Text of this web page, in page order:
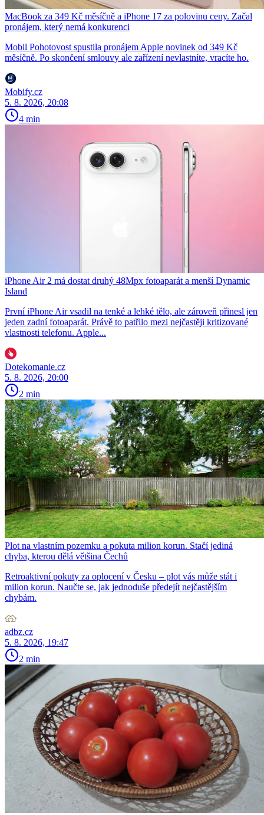
MacBook za 349 Kč měsíčně a iPhone 17 za polovinu ceny. Začal
pronájem, který nemá konkurenci
Mobil Pohotovost spustila pronájem Apple novinek od 349 Kč
měsíčně. Po skončení smlouvy ale zařízení nevlastníte, vracíte ho.
Mobify.cz
5. 8. 2026, 20:08
4 min
iPhone Air 2 má dostat druhý 48Mpx fotoaparát a menší Dynamic
Island
První iPhone Air vsadil na tenké a lehké tělo, ale zároveň přinesl jen
jeden zadní fotoaparát. Právě to patřilo mezi nejčastěji kritizované
vlastnosti telefonu. Apple...
Dotekomanie.cz
5. 8. 2026, 20:00
2 min
Plot na vlastním pozemku a pokuta milion korun. Stačí jediná
chyba, kterou dělá většina Čechů
Retroaktivní pokuty za oplocení v Česku – plot vás může stát i
milion korun. Naučte se, jak jednoduše předejít nejčastějším
chybám.
adbz.cz
5. 8. 2026, 19:47
2 min